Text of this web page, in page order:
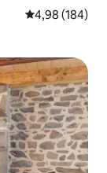
5 üzerinden
4,98 (184)